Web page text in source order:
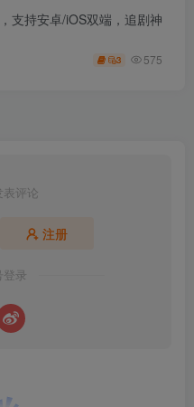
支持安卓/iOS双端，追剧神
3 575
评论
注册
录